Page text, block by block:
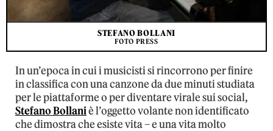
STEFANO BOLLANI
FOTO PRESS
In un’epoca in cui i musicisti si rincorrono per finire
in classifica con una canzone da due minuti studiata
per le piattaforme o per diventare virale sui social,
Stefano Bollaniè l’oggetto volante non identificato
che dimostra che esiste vita – e una vita molto